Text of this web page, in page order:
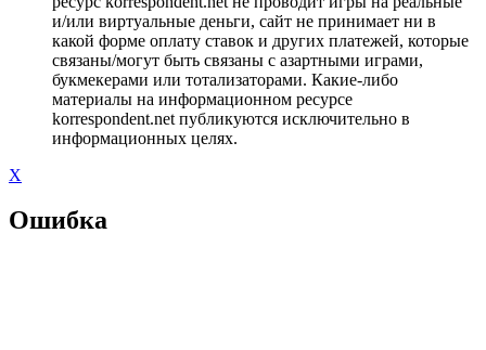
и/или виртуальные деньги, сайт не принимает ни в
какой форме оплату ставок и других платежей, которые
связаны/могут быть связаны с азартными играми,
букмекерами или тотализаторами. Какие-либо
материалы на информационном ресурсе
korrespondent.net публикуются исключительно в
информационных целях.
X
Ошибка